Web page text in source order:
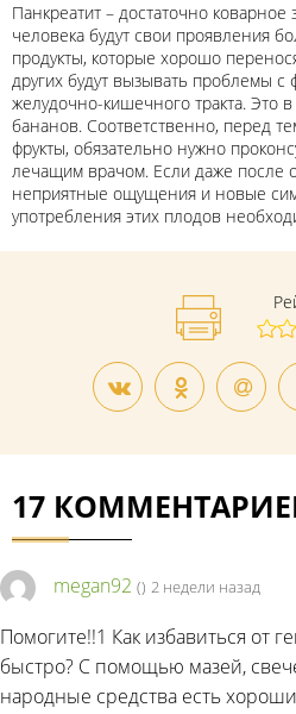
Панкреатит – достаточно коварное
человека будут свои проявления
продукты, которые хорошо
других будут вызывать проблемы
желудочно-кишечного тракта. Это
бананов. Соответственно, перед
фрукты, обязательно нужно
лечащим врачом. Если даже после
неприятные ощущения и новые
употребления этих плодов
17
megan92 () 2 недели назад
Помогите!!1 Как избавиться от
быстро? С помощью мазей,
народные средства есть